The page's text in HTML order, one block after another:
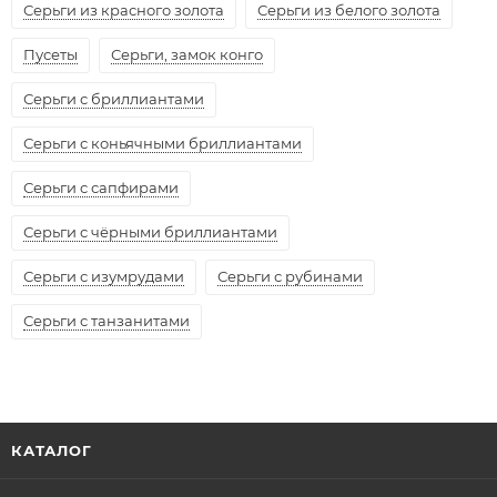
Серьги из красного золота Серьги из белого золота
Пусеты Серьги, замок конго
Серьги с бриллиантами
Серьги с коньячными бриллиантами
Серьги с сапфирами
Серьги с чёрными бриллиантами
Серьги с изумрудами Серьги с рубинами
Серьги с танзанитами
КАТАЛОГ